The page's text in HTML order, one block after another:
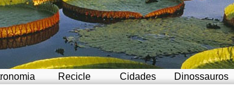
Recicle Cidades Dinossauros